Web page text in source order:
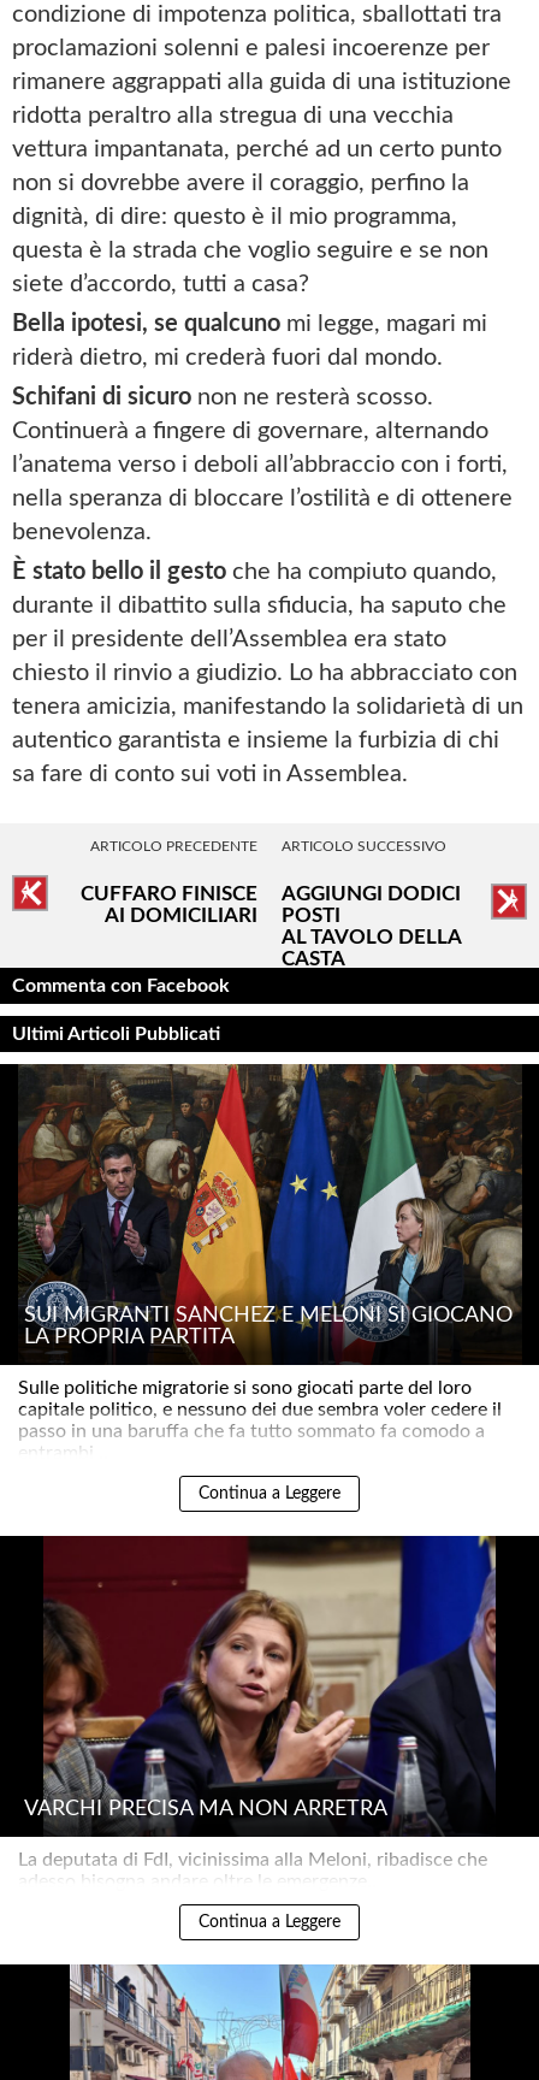
condizione di impotenza politica, sballottati tra
proclamazioni solenni e palesi incoerenze per
rimanere aggrappati alla guida di una istituzione
ridotta peraltro alla stregua di una vecchia
vettura impantanata, perché ad un certo punto
non si dovrebbe avere il coraggio, perfino la
dignità, di dire: questo è il mio programma,
questa è la strada che voglio seguire e se non
siete d’accordo, tutti a casa?
Bella ipotesi, se qualcuno mi legge, magari mi
riderà dietro, mi crederà fuori dal mondo.
Schifani di sicuro non ne resterà scosso.
Continuerà a fingere di governare, alternando
l’anatema verso i deboli all’abbraccio con i forti,
nella speranza di bloccare l’ostilità e di ottenere
benevolenza.
È stato bello il gesto che ha compiuto quando,
durante il dibattito sulla sfiducia, ha saputo che
per il presidente dell’Assemblea era stato
chiesto il rinvio a giudizio. Lo ha abbracciato con
tenera amicizia, manifestando la solidarietà di un
autentico garantista e insieme la furbizia di chi
sa fare di conto sui voti in Assemblea.
ARTICOLO PRECEDENTE
CUFFARO FINISCE
AI DOMICILIARI
ARTICOLO SUCCESSIVO
AGGIUNGI DODICI
POSTI
AL TAVOLO DELLA
CASTA
Commenta con Facebook
Ultimi Articoli Pubblicati
SUI MIGRANTI SÁNCHEZ E MELONI SI GIOCANO
LA PROPRIA PARTITA
Sulle politiche migratorie si sono giocati parte del loro
capitale politico, e nessuno dei due sembra voler cedere il
passo in una baruffa che fa tutto sommato fa comodo a
entrambi ..
Continua a Leggere
VARCHI PRECISA MA NON ARRETRA
La deputata di FdI, vicinissima alla Meloni, ribadisce che
adesso bisogna andare oltre le emergenze..
Continua a Leggere